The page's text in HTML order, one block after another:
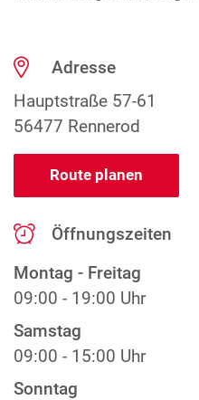
Adresse
Hauptstraße 57-61
56477 Rennerod
Route planen
Öffnungszeiten
Montag - Freitag
09:00 - 19:00 Uhr
Samstag
09:00 - 15:00 Uhr
Sonntag